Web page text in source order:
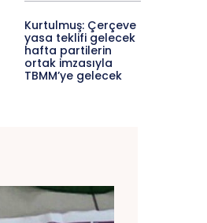
Kurtulmuş: Çerçeve
yasa teklifi gelecek
hafta partilerin
ortak imzasıyla
TBMM’ye gelecek